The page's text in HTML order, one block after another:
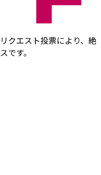
クエスト投票により、絶
です。